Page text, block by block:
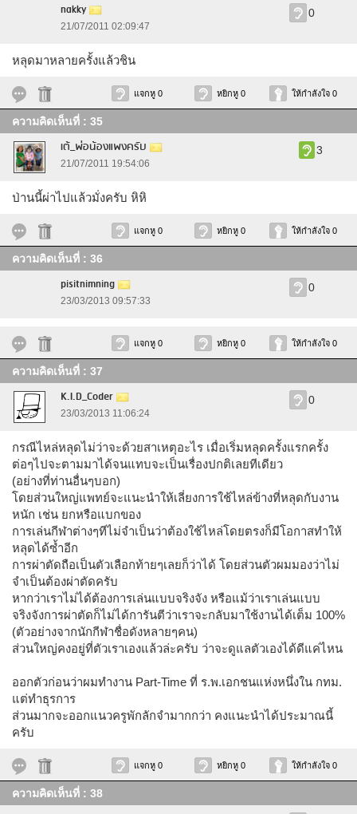
nakky
21/07/2011 02:09:47
0
หลุดมาหลายครั้งแล้วชิน
แจกหู 0 หยิกหู 0 ให้กำลังใจ 0
ความคิดเห็นที่ : 35
เต้_พ่อน้องแพงครับ
21/07/2011 19:54:06
3
ป่านนี้ผ่าไปแล้วมั่งครับ หิหิ
แจกหู 0 หยิกหู 0 ให้กำลังใจ 0
ความคิดเห็นที่ : 36
pisitnimning
23/03/2013 09:57:33
0
แจกหู 0 หยิกหู 0 ให้กำลังใจ 0
ความคิดเห็นที่ : 37
K.I.D_Coder
23/03/2013 11:06:24
0
กรณีไหล่หลุดไม่ว่าจะด้วยสาเหตุอะไร เมื่อเริ่มหลุดครั้งแรกครั้ง
ต่อๆไปจะตามมาได้จนแทบจะเป็นเรื่องปกติเลยทีเดียว
(อย่างที่ท่านอื่นๆบอก)
โดยส่วนใหญ่แพทย์จะแนะนำให้เลี่ยงการใช้ไหล่ข้างที่หลุดกับงาน
หนัก เช่น ยกหรือแบกของ
การเล่นกีฬาต่างๆทีไม่จำเป็นว่าต้องใช้ไหล่โดยตรงก็มีโอกาสทำให้
หลุดได้ซ้ำอีก
การผ่าตัดถือเป็นตัวเลือกท้ายๆเลยก็ว่าได้ โดยส่วนตัวผมมองว่าไม่
จำเป็นต้องผ่าตัดครับ
หากว่าเราไม่ได้ต้องการเล่นแบบจริงจัง หรือแม้ว่าเราเล่นแบบ
จริงจังการผ่าตัดก็ไม่ได้การันตีว่าเราจะกลับมาใช้งานได้เต็ม 100%
(ตัวอย่างจากนักกีฬาชื่อดังหลายๆคน)
ส่วนใหญ่คงอยู่ที่ตัวเราเองแล้วล่ะครับ ว่าจะดูแลตัวเองได้ดีแค่ไหน
ออกตัวก่อนว่าผมทำงาน Part-Time ที่ ร.พ.เอกชนแห่งหนึ่งใน กทม.
แต่ทำธุรการ
ส่วนมากจะออกแนวครูพักลักจำมากกว่า คงแนะนำได้ประมาณนี้
ครับ
แจกหู 0 หยิกหู 0 ให้กำลังใจ 0
ความคิดเห็นที่ : 38